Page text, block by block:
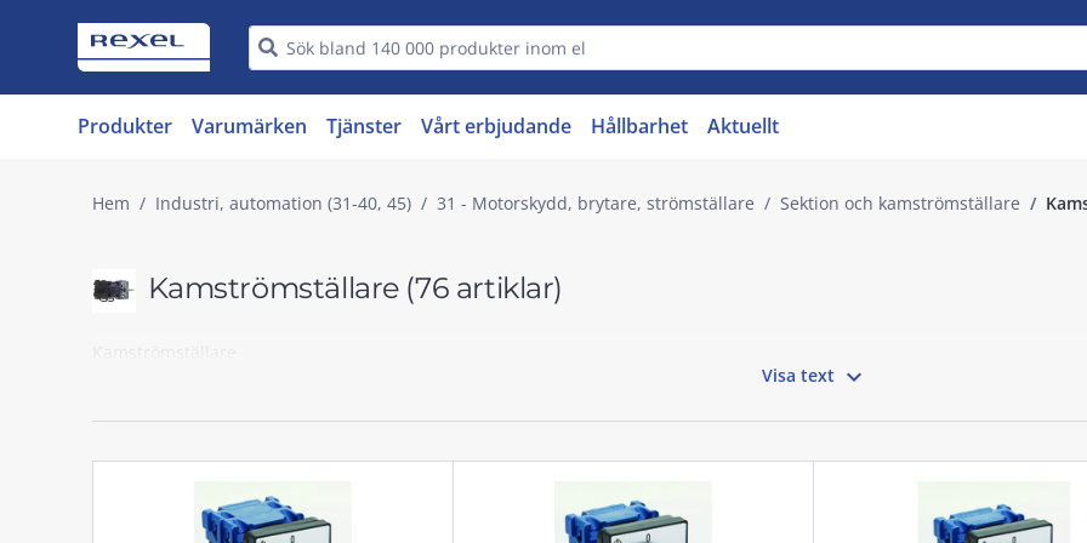
Produkter Varumärken Tjänster Vårt erbjudande Hållbarhet Aktuellt
Hem Industri, automation (31-40, 45) 31 - Motorskydd, brytare, strömställare Sektion och kamströmställare
Kamströmställare (76 artiklar)
Visa text 